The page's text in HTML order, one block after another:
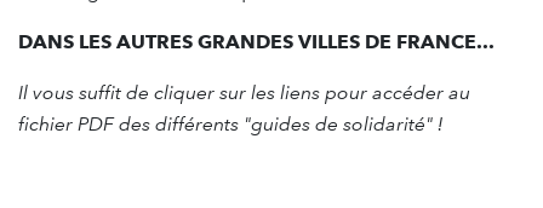
DANS LES AUTRES GRANDES VILLES DE FRANCE...
Il vous suffit de cliquer sur les liens pour accéder au
fichier PDF des différents "guides de solidarité" !